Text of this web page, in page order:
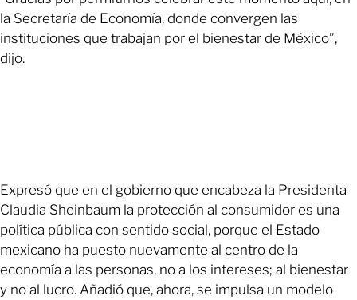
la Secretaría de Economía, donde convergen las
instituciones que trabajan por el bienestar de México”,
dijo.
Expresó que en el gobierno que encabeza la Presidenta
Claudia Sheinbaum la protección al consumidor es una
política pública con sentido social, porque el Estado
mexicano ha puesto nuevamente al centro de la
economía a las personas, no a los intereses; al bienestar
y no al lucro. Añadió que, ahora, se impulsa un modelo